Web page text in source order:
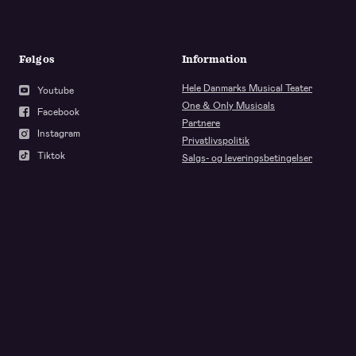
Følg os
Youtube
Facebook
Instagram
Tiktok
Information
Hele Danmarks Musical Teater
One & Only Musicals
Partnere
Privatlivspolitik
Salgs- og leveringsbetingelser